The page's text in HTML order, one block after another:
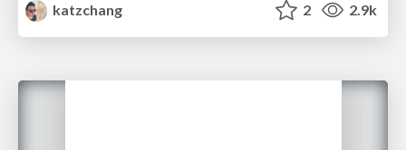
katzchang
2 2.9k